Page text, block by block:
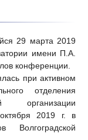
29 марта 2019
имени П.А.
конференции.
при активном
отделения
организации
2019 г. в
Волгоградской